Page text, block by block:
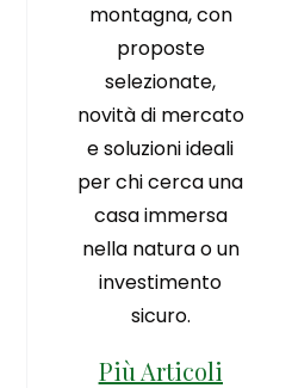
montagna, con
proposte
selezionate,
novità di mercato
e soluzioni ideali
per chi cerca una
casa immersa
nella natura o un
investimento
sicuro.
Più Articoli